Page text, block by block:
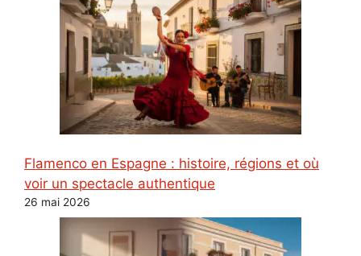
Flamenco en Espagne : histoire, régions et où
voir un spectacle authentique
26 mai 2026